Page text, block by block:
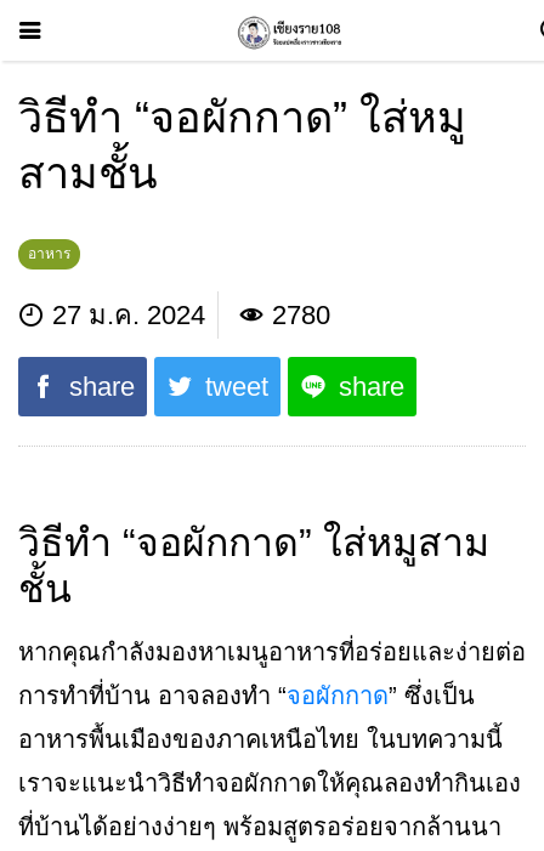
วิธีทำ “จอผักกาด” ใส่หมู
สามชั้น
อาหาร
27 ม.ค. 2024 2780
share tweet share
วิธีทำ “จอผักกาด” ใส่หมูสาม
ชั้น
หากคุณกำลังมองหาเมนูอาหารที่อร่อยและง่ายต่อ
การทำที่บ้าน อาจลองทำ “จอผักกาด” ซึ่งเป็น
อาหารพื้นเมืองของภาคเหนือไทย ในบทความนี้
เราจะแนะนำวิธีทำจอผักกาดให้คุณลองทำกินเอง
ที่บ้านได้อย่างง่ายๆ พร้อมสูตรอร่อยจากล้านนา